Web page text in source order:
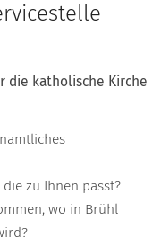
die katholische Kirche
zu Ihnen passt?
wo in Brühl